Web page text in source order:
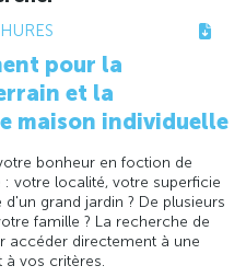
pour la
et la
maison individuelle
bonheur en foction de
votre localité, votre superficie
grand jardin ? De plusieurs
famille ? La recherche de
accéder directement à une
vos critères.